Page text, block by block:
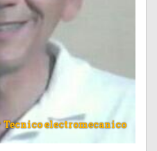
electromecanico